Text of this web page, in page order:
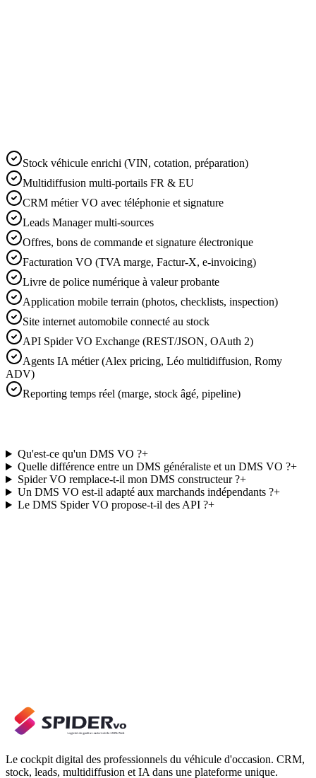
Stock véhicule enrichi (VIN, cotation, préparation)
Multidiffusion multi-portails FR & EU
CRM métier VO avec téléphonie et signature
Leads Manager multi-sources
Offres, bons de commande et signature électronique
Facturation VO (TVA marge, Factur-X, e-invoicing)
Livre de police numérique à valeur probante
Application mobile terrain (photos, checklists, inspection)
Site internet automobile connecté au stock
API Spider VO Exchange (REST/JSON, OAuth 2)
Agents IA métier (Alex pricing, Léo multidiffusion, Romy
ADV)
Reporting temps réel (marge, stock âgé, pipeline)
Qu'est-ce qu'un DMS VO ?+
Quelle différence entre un DMS généraliste et un DMS VO ?+
Spider VO remplace-t-il mon DMS constructeur ?+
Un DMS VO est-il adapté aux marchands indépendants ?+
Le DMS Spider VO propose-t-il des API ?+
Le cockpit digital des professionnels du véhicule d'occasion. CRM,
stock, leads, multidiffusion et IA dans une plateforme unique.